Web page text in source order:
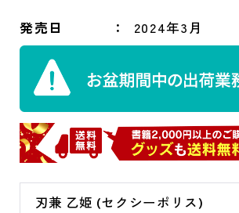
発売日 2024年3月
刃兼 乙姫 (セクシーポリス)